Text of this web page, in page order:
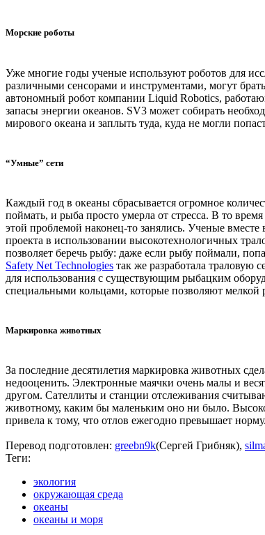
Морские роботы
Уже многие годы ученые используют роботов для
различными сенсорами и инструментами, могут
автономный робот компании Liquid Robotics,
запасы энергии океанов. SV3 может собирать
мирового океана и заплыть туда, куда не могли
“Умные” сети
Каждый год в океаны сбрасывается огромное
поймать, и рыба просто умерла от стресса. В то
этой проблемой наконец-то занялись. Ученые
проекта в использовании высокотехнологичных
позволяет беречь рыбу: даже если рыбу поймали,
Safety Net Technologies так же разработала траловую
для использования с существующим рыбацким
специальными кольцами, которые позволяют
Маркировка животных
За последние десятилетия маркировка животных
недооценить. Электронные маячки очень малы и
другом. Сателлиты и станции отслеживания
животному, каким бы маленьким оно ни было.
привела к тому, что отлов ежегодно превышает норму.
Перевод подготовлен: greebn9k(Сергей Грибняк),
Теги:
экология
окружающая среда
океаны
океаны и моря